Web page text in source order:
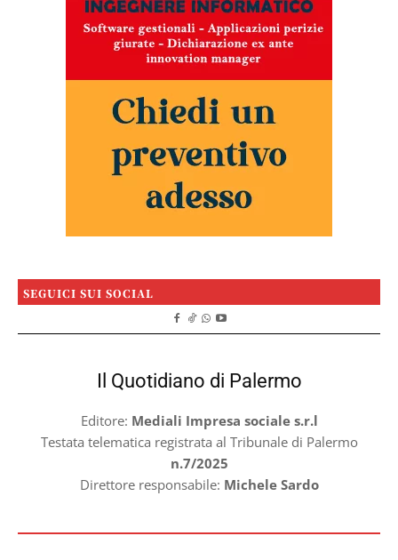
SEGUICI SUI SOCIAL
Il Quotidiano di Palermo
Editore: Mediali Impresa sociale s.r.l
Testata telematica registrata al Tribunale di Palermo
n.7/2025
Direttore responsabile: Michele Sardo